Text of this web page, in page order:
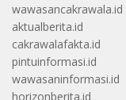
wawasancakrawala.id
aktualberita.id
cakrawalafakta.id
pintuinformasi.id
wawasaninformasi.id
horizonberita.id